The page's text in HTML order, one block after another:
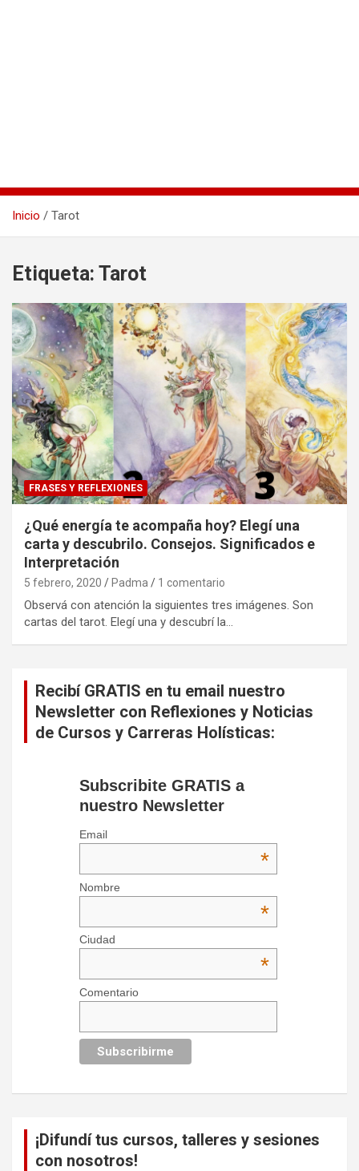
Inicio Tarot
Etiqueta: Tarot
FRASES Y REFLEXIONES
¿Qué energía te acompaña hoy? Elegí una
carta y descubrilo. Consejos. Significados e
Interpretación
5 febrero, 2020 Padma 1 comentario
Observá con atención la siguientes tres imágenes. Son
cartas del tarot. Elegí una y descubrí la…
Recibí GRATIS en tu email nuestro
Newsletter con Reflexiones y Noticias
de Cursos y Carreras Holísticas:
Subscribite GRATIS a
nuestro Newsletter
Email
*
Nombre
*
Ciudad
*
Comentario
¡Difundí tus cursos, talleres y sesiones
con nosotros!